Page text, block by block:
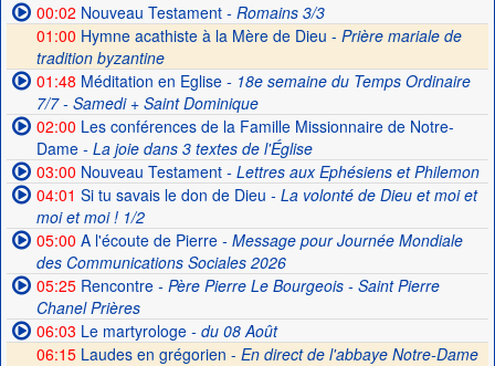
00:02 Nouveau Testament- Romains 3/3
01:00 Hymne acathiste à la Mère de Dieu - Prière mariale de
tradition byzantine
01:48 Méditation en Eglise- 18e semaine du Temps Ordinaire
7/7 - Samedi + Saint Dominique
02:00 Les conférences de la Famille Missionnaire de Notre-
Dame- La joie dans 3 textes de l'Église
03:00 Nouveau Testament- Lettres aux Ephésiens et Philemon
04:01 Si tu savais le don de Dieu - La volonté de Dieu et moi et
moi et moi ! 1/2
05:00 A l'écoute de Pierre- Message pour Journée Mondiale
des Communications Sociales 2026
05:25Rencontre- Père Pierre Le Bourgeois - Saint Pierre
Chanel Prières
06:03 Le martyrologe- du 08 Août
06:15Laudes en grégorien - En direct de l'abbaye Notre-Dame